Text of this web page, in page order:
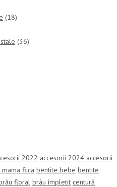
(18)
(36)
2022 accesorii 2024 accesorii
fiica bentite bebe bentite
floral brâu împletit centură